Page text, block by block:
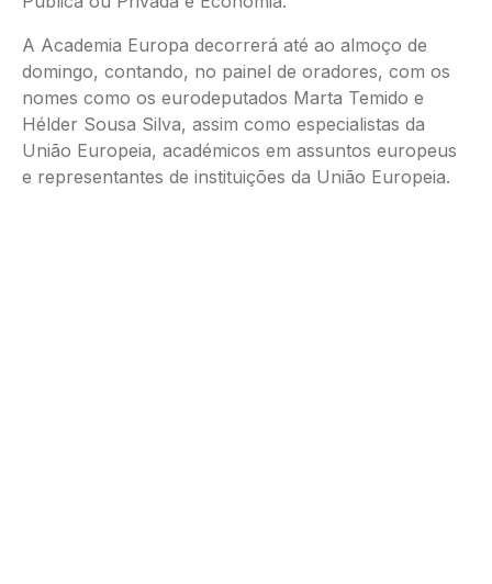
A Academia Europa decorrerá até ao almoço de
domingo, contando, no painel de oradores, com os
nomes como os eurodeputados Marta Temido e
Hélder Sousa Silva, assim como especialistas da
União Europeia, académicos em assuntos europeus
e representantes de instituições da União Europeia.